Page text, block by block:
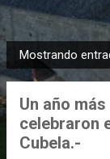
E
n
Mostrando
Un año
celebraron
Cubela.-